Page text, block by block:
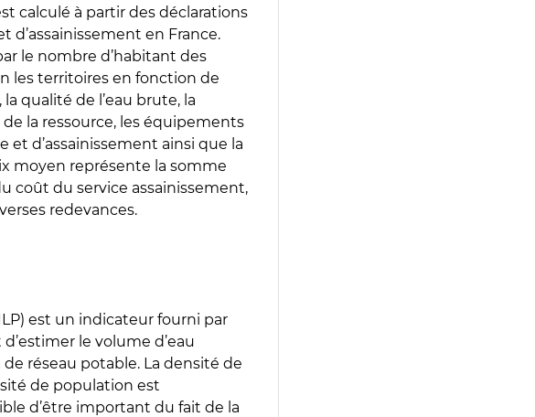
calculé à partir des déclarations
d’assainissement en France.
le nombre d’habitant des
les territoires en fonction de
qualité de l’eau brute, la
la ressource, les équipements
et d’assainissement ainsi que la
moyen représente la somme
coût du service assainissement,
redevances.
est un indicateur fourni par
le volume d’eau
réseau potable. La densité de
de population est
d’être important du fait de la